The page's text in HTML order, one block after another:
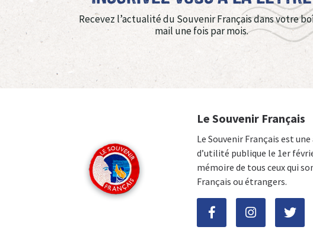
Recevez l’actualité du Souvenir Français dans votre
mail une fois par mois.
Le Souvenir Français
Le Souvenir Français est
d’utilité publique le 1er
mémoire de tous ceux qui
Français ou étrangers.